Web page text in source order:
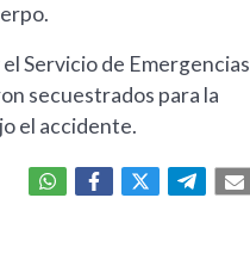
Servicio de Emergencias
secuestrados para la
el accidente.